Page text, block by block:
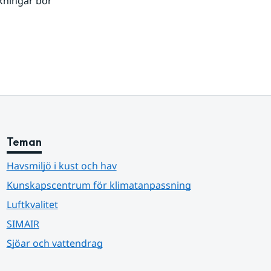
Teman
Havsmiljö i kust och hav
Kunskapscentrum för klimatanpassning
Luftkvalitet
SIMAIR
Sjöar och vattendrag